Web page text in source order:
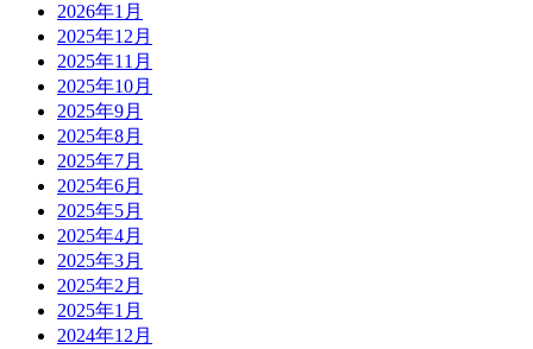
2026年1月
2025年12月
2025年11月
2025年10月
2025年9月
2025年8月
2025年7月
2025年6月
2025年5月
2025年4月
2025年3月
2025年2月
2025年1月
2024年12月